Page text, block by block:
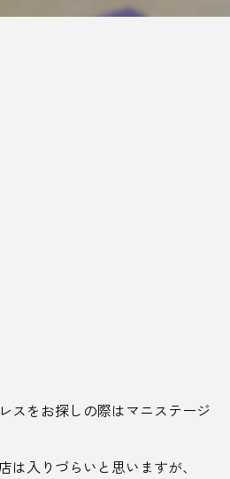
スをお探しの際はマニステージ
入りづらいと思いますが、